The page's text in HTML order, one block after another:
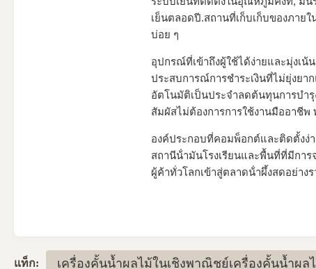
เย็นตลอดปี.สถานที่เก็บเก็บของภาย
บ่อย ๆ
อุปกรณ์ที่เข้าถึงผู้ใช้ได้ง่ายและมุ่งเน้
ประสบการณ์การชําระเงินที่ไม่ยุ่งย
อัตโนมัติเป็นประจําลดต้นทุนการบํา
สัมผัสไม่ต้องการการใช้งานมืออาชีพ
องค์ประกอบที่คอมพ็อกต์และติดตั้งง่
สถานีน้ํามันโรงเรียนและพื้นที่ที่มีกา
ผู้ค้าทั่วโลกเข้าสู่ตลาดน้ําผึ้งสดอย่าง
แท็ก: เครื่องคั้นน้ำผลไม้ในเชิงพาณิชย์เครื่องคั้นน้ำผล